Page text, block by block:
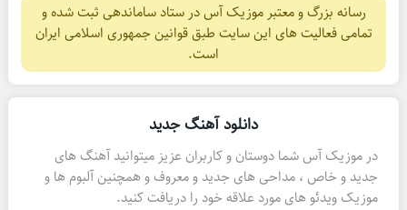
رسانه بزرگ و معتبر موزیک آس در ستاد ساماندهی ثبت شده و
تمامی فعالیت های این سایت طبق قوانین جمهوری اسلامی ایران
است.
دانلود آهنگ جدید
در موزیک آس شما دوستان و کاربران عزیز میتوانید آهنگ های
جدید و خاص ، مداحی های جدید و معروف و همچنین آلبوم ها و
موزیک ویدئو های مورد علاقه خود را دریافت کنید.